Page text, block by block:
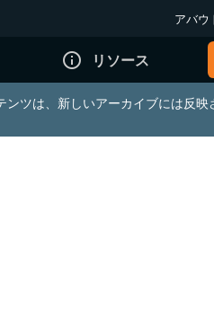
アバウ
info_outline リソース
ツは、新しいアーカイブには反